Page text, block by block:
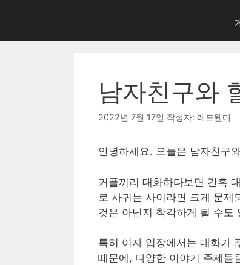
남자친구와
2022년 7월 17일 작성자: 레드웬디
안녕하세요. 오늘은 남자친구
커플끼리 대화하다보면 간혹
로 사귀는 사이라면 크게 문
것은 아닌지 착각하게 될 수도
특히 여자 입장에서는 대화가
때문에, 다양한 이야기 주제들